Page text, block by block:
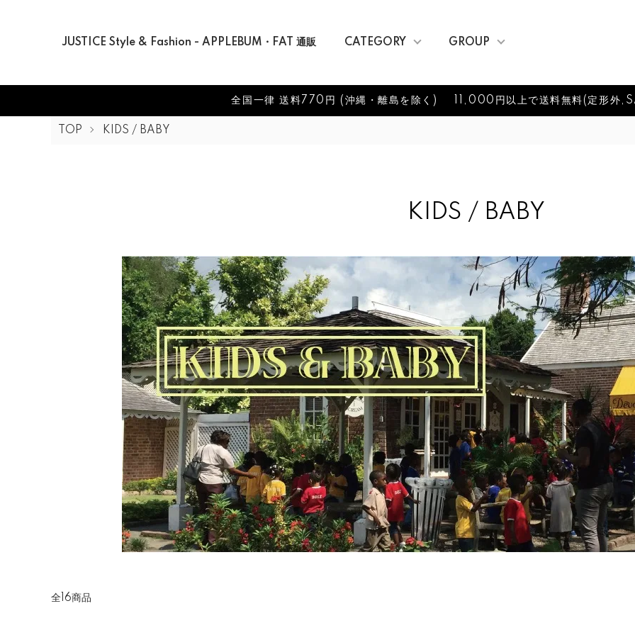
JUSTICE Style & Fashion - APPLEBUM・FAT 通販 CATEGORY GROUP
全国一律 送料770円 (沖縄・離島を除く) 11,000円以上で送料無料(定形外
TOP KIDS / BABY
KIDS / BABY
全16商品